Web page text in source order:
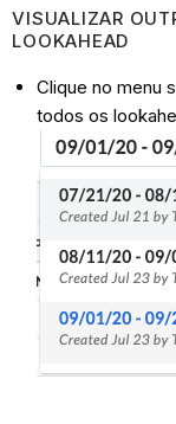
VISUALIZAR
LOOKAHEAD
Clique no menu
todos os